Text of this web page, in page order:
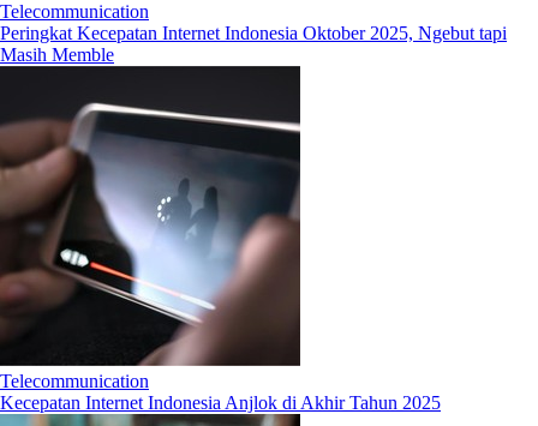
Telecommunication
Peringkat Kecepatan Internet Indonesia Oktober 2025, Ngebut tapi
Masih Memble
Telecommunication
Kecepatan Internet Indonesia Anjlok di Akhir Tahun 2025